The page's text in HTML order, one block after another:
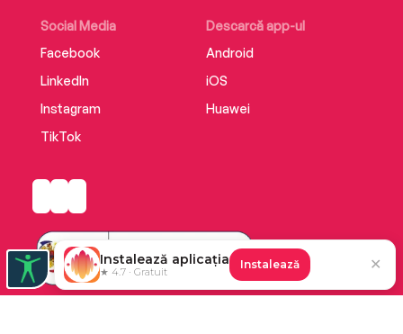
Social Media
Facebook
LinkedIn
Instagram
TikTok
Descarcă app-ul
Android
iOS
Huawei
Instalează aplicația
★ 4.7 · Gratuit
Instalează ✕